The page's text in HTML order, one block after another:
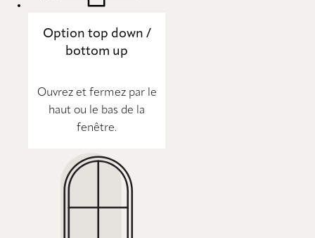
Option top down /
bottom up
Ouvrez et fermez par le
haut ou le bas de la
fenêtre.